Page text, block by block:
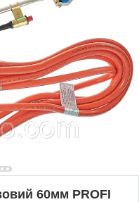
60мм PROFI